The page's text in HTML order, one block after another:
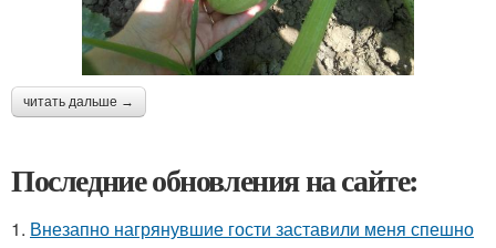
читать дальше →
Последние обновления на сайте:
1. Внезапно нагрянувшие гости заставили меня спешно